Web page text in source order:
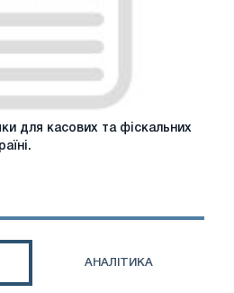
для касових та фіскальних
АНАЛІТИКА